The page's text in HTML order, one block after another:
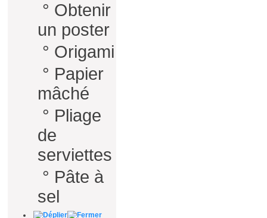
° Obtenir
un poster
° Origami
° Papier
mâché
° Pliage
de
serviettes
° Pâte à
sel